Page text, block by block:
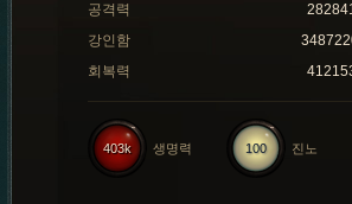
공격력
강인함
회복력
100 진노
403k 생명력